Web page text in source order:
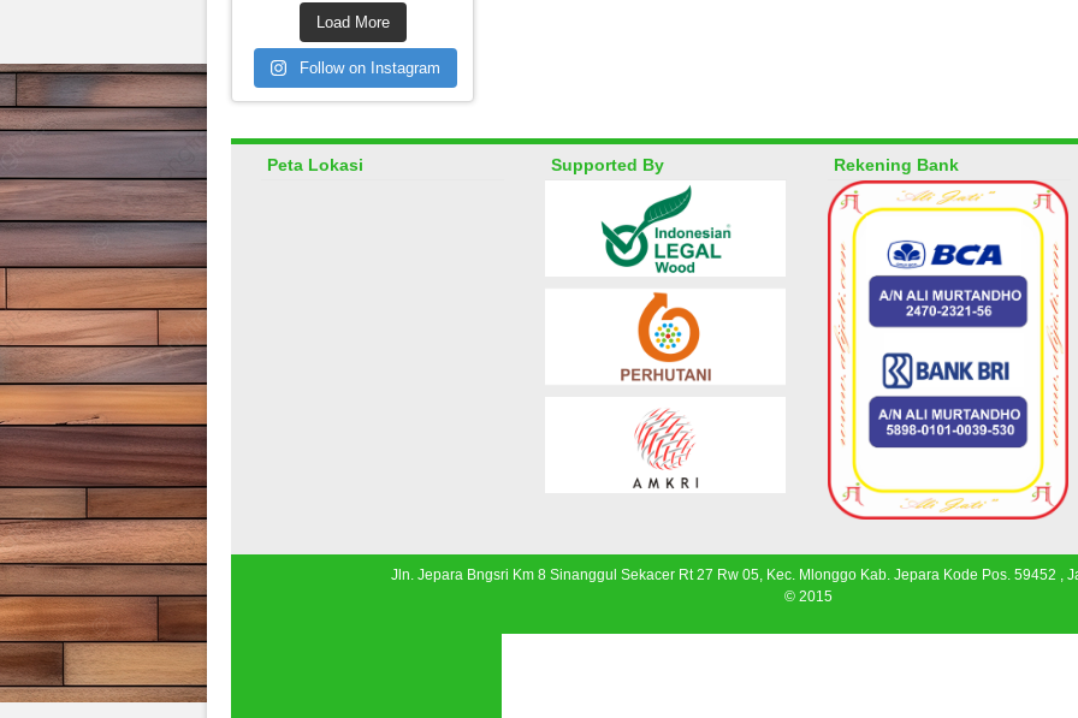
Load More
Follow on Instagram
Peta Lokasi Supported By Rekening Bank
Jln. Jepara Bngsri Km 8 Sinanggul Sekacer Rt 27 Rw 05, Kec. Mlonggo Kab. Jepara Kode Pos. 59452 ,
© 2015